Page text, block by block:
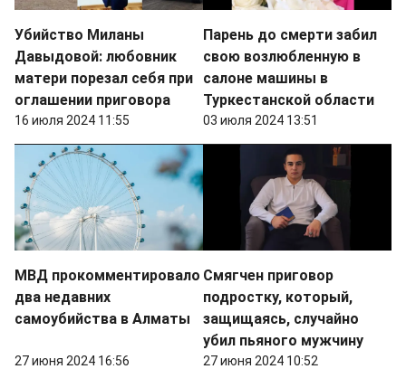
Убийство Миланы
Давыдовой: любовник
матери порезал себя при
оглашении приговора
16 июля 2024 11:55
Парень до смерти забил
свою возлюбленную в
салоне машины в
Туркестанской области
03 июля 2024 13:51
МВД прокомментировало
два недавних
самоубийства в Алматы
27 июня 2024 16:56
Смягчен приговор
подростку, который,
защищаясь, случайно
убил пьяного мужчину
27 июня 2024 10:52